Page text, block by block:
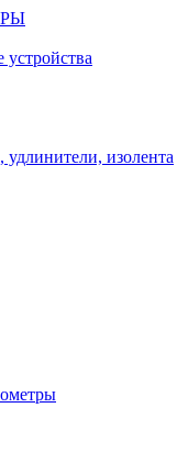
устройства
изолента